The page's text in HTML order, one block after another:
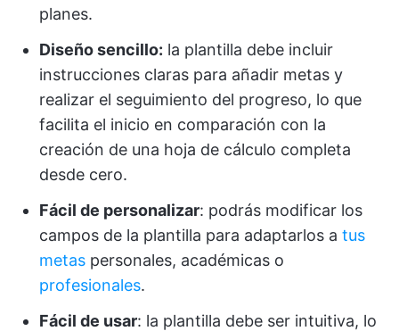
planes.
Diseño sencillo: la plantilla debe incluir
instrucciones claras para añadir metas y
realizar el seguimiento del progreso, lo que
facilita el inicio en comparación con la
creación de una hoja de cálculo completa
desde cero.
Fácil de personalizar: podrás modificar los
campos de la plantilla para adaptarlos a tus
metas personales, académicas o
profesionales.
Fácil de usar: la plantilla debe ser intuitiva, lo